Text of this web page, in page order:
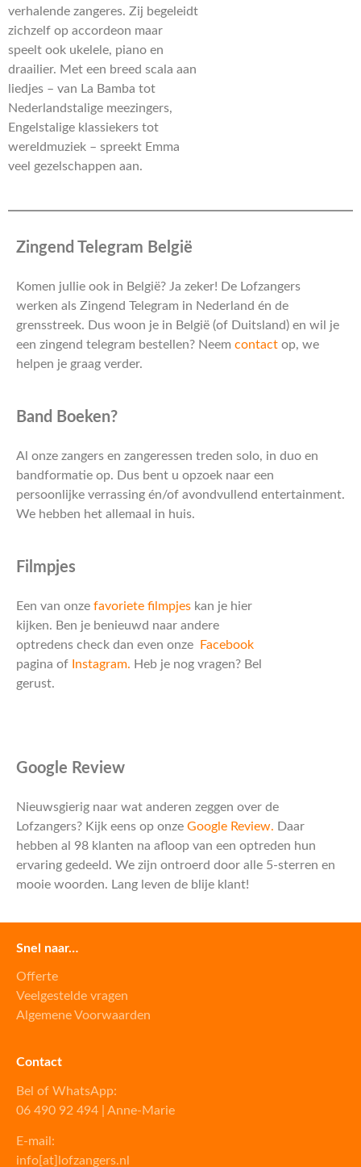
verhalende zangeres. Zij begeleidt
zichzelf op accordeon maar
speelt ook ukelele, piano en
draailier. Met een breed scala aan
liedjes – van La Bamba tot
Nederlandstalige meezingers,
Engelstalige klassiekers tot
wereldmuziek – spreekt Emma
veel gezelschappen aan.
Zingend Telegram België
Komen jullie ook in België? Ja zeker! De Lofzangers
werken als Zingend Telegram in Nederland én de
grensstreek. Dus woon je in België (of Duitsland) en wil je
een zingend telegram bestellen? Neem contact op, we
helpen je graag verder.
Band Boeken?
Al onze zangers en zangeressen treden solo, in duo en
bandformatie op. Dus bent u opzoek naar een
persoonlijke verrassing én/of avondvullend entertainment.
We hebben het allemaal in huis.
Filmpjes
Een van onze favoriete filmpjes kan je hier
kijken. Ben je benieuwd naar andere
optredens check dan even onze
Facebook
pagina of Instagram. Heb je nog vragen? Bel
gerust.
Google Review
Nieuwsgierig naar wat anderen zeggen over de
Lofzangers? Kijk eens op onze Google Review. Daar
hebben al 98 klanten na afloop van een optreden hun
ervaring gedeeld. We zijn ontroerd door alle 5-sterren en
mooie woorden. Lang leven de blije klant!
Snel naar…
Offerte
Veelgestelde vragen
Algemene Voorwaarden
Contact
Bel of WhatsApp:
06 490 92 494 | Anne-Marie
E-mail:
info[at]lofzangers.nl